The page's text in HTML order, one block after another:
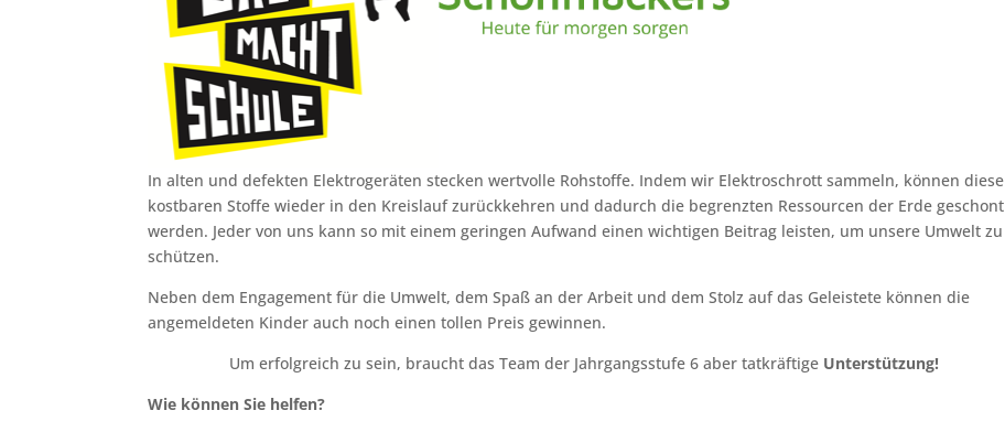
In alten und defekten Elektrogeräten stecken wertvolle Rohstoffe. Indem wir Elektroschrott sammeln, können diese
kostbaren Stoffe wieder in den Kreislauf zurückkehren und dadurch die begrenzten Ressourcen der Erde geschont
werden. Jeder von uns kann so mit einem geringen Aufwand einen wichtigen Beitrag leisten, um unsere Umwelt zu
schützen.
Neben dem Engagement für die Umwelt, dem Spaß an der Arbeit und dem Stolz auf das Geleistete können die
angemeldeten Kinder auch noch einen tollen Preis gewinnen.
Um erfolgreich zu sein, braucht das Team der Jahrgangsstufe 6 aber tatkräftige Unterstützung!
Wie können Sie helfen?